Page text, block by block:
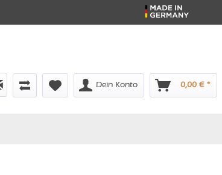
Dein Konto 0,00 € *